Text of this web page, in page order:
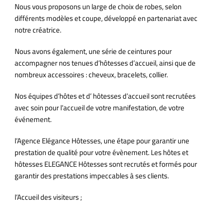
Nous vous proposons un large de choix de robes, selon
différents modèles et coupe, développé en partenariat avec
notre créatrice.
Nous avons également, une série de ceintures pour
accompagner nos tenues d’hôtesses d’accueil, ainsi que de
nombreux accessoires : cheveux, bracelets, collier.
Nos équipes d’hôtes et d’ hôtesses d’accueil sont recrutées
avec soin pour l’accueil de votre manifestation, de votre
événement.
l’Agence Elégance Hôtesses, une étape pour garantir une
prestation de qualité pour votre évènement. Les hôtes et
hôtesses ELEGANCE Hôtesses sont recrutés et formés pour
garantir des prestations impeccables à ses clients.
l’Accueil des visiteurs ;